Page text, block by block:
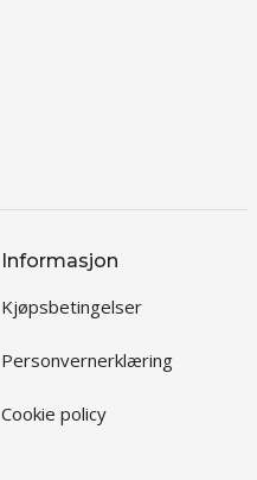
Informasjon
Kjøpsbetingelser
Personvernerklæring
Cookie policy